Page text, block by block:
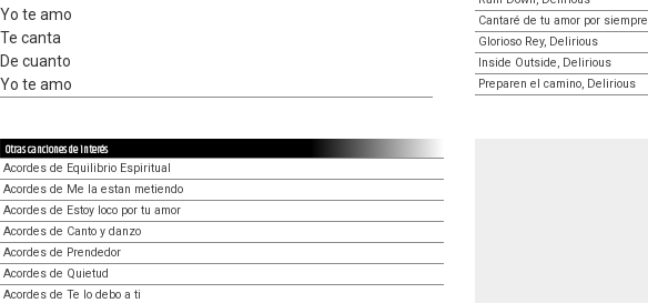
Yo te amo
Te canta
De cuanto
Yo te amo
Cantaré de tu amor por
Glorioso Rey, Delirious
Inside Outside, Delirious
Preparen el camino, Delirious
Otras canciones de interés
Acordes de Equilibrio Espiritual
Acordes de Me la estan metiendo
Acordes de Estoy loco por tu amor
Acordes de Canto y danzo
Acordes de Prendedor
Acordes de Quietud
Acordes de Te lo debo a ti